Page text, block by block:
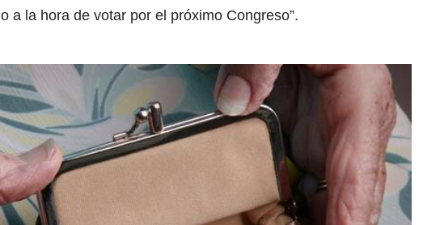
a la hora de votar por el próximo Congreso”.